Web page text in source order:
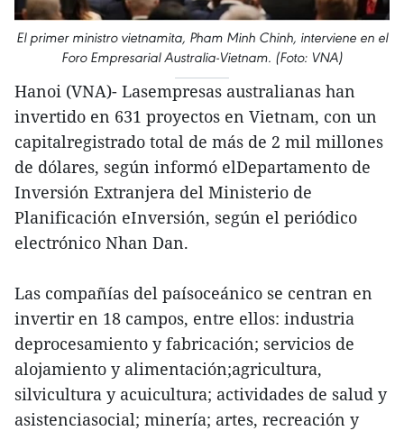
El primer ministro vietnamita, Pham Minh Chinh, interviene en el
Foro Empresarial Australia-Vietnam. (Foto: VNA)
Hanoi (VNA)- Lasempresas australianas han
invertido en 631 proyectos en Vietnam, con un
capitalregistrado total de más de 2 mil millones
de dólares, según informó elDepartamento de
Inversión Extranjera del Ministerio de
Planificación eInversión, según el periódico
electrónico Nhan Dan.
Las compañías del paísoceánico se centran en
invertir en 18 campos, entre ellos: industria
deprocesamiento y fabricación; servicios de
alojamiento y alimentación;agricultura,
silvicultura y acuicultura; actividades de salud y
asistenciasocial; minería; artes, recreación y